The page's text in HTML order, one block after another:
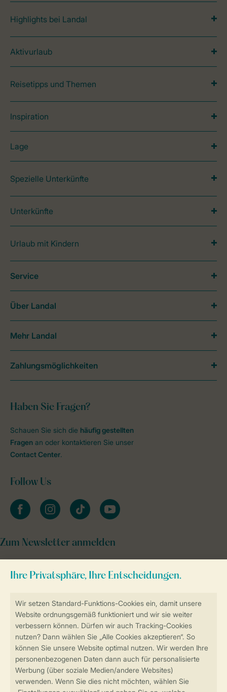
Sicher und schnell zur Online-Buchung
Sichere Datenübertragung
Sicheres Bezahlen
Highlights bei Landal
Aktivurlaub
Reisetipps und Themen
Inspiration
Lage
Spezielle Unterkünfte
Unterkünfte
Urlaub mit Kindern
Haben Sie Fragen?
Schauen Sie sich die häufig gestellten
Fragen an oder kontaktieren Sie unser
Contact Center.
Follow Us
facebookinstagramtiktok youtube
Zum Newsletter anmelden
Service
Über Landal
Mehr Landal
Zahlungsmöglichkeiten